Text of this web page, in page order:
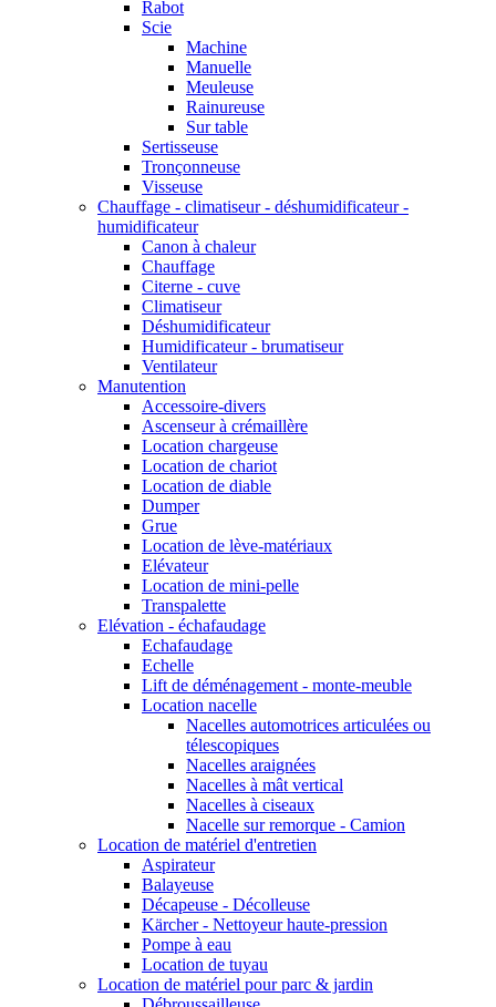
Rabot
Scie
Machine
Manuelle
Meuleuse
Rainureuse
Sur table
Sertisseuse
Tronçonneuse
Visseuse
Chauffage - climatiseur - déshumidificateur -
humidificateur
Canon à chaleur
Chauffage
Citerne - cuve
Climatiseur
Déshumidificateur
Humidificateur - brumatiseur
Ventilateur
Manutention
Accessoire-divers
Ascenseur à crémaillère
Location chargeuse
Location de chariot
Location de diable
Dumper
Grue
Location de lève-matériaux
Elévateur
Location de mini-pelle
Transpalette
Elévation - échafaudage
Echafaudage
Echelle
Lift de déménagement - monte-meuble
Location nacelle
Nacelles automotrices articulées ou
télescopiques
Nacelles araignées
Nacelles à mât vertical
Nacelles à ciseaux
Nacelle sur remorque - Camion
Location de matériel d'entretien
Aspirateur
Balayeuse
Décapeuse - Décolleuse
Kärcher - Nettoyeur haute-pression
Pompe à eau
Location de tuyau
Location de matériel pour parc & jardin